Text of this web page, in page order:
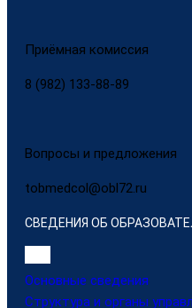
Приёмная комиссия
8 (982) 133-88-89
Вопросы и предложения
tobmedcol@obl72.ru
СВЕДЕНИЯ ОБ
Основные сведения
Структура и органы